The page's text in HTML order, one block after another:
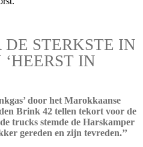
STERKSTE IN
IN
door het Marokkaanse
Brink 42 tellen tekort voor de
trucks stemde de Harskamper
gereden en zijn tevreden.’’